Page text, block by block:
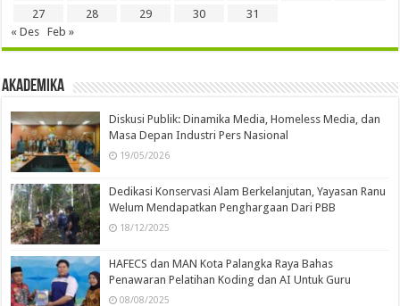
27
28 29 30
31
« Des
Feb »
Akademika
Diskusi Publik: Dinamika Media, Homeless Media, dan
Masa Depan Industri Pers Nasional
19/05/2026
Dedikasi Konservasi Alam Berkelanjutan, Yayasan Ranu
Welum Mendapatkan Penghargaan Dari PBB
18/12/2025
HAFECS dan MAN Kota Palangka Raya Bahas
Penawaran Pelatihan Koding dan AI Untuk Guru
08/08/2025